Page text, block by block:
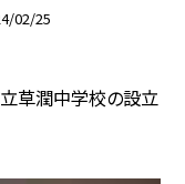
02/25
草潤中学校の設立